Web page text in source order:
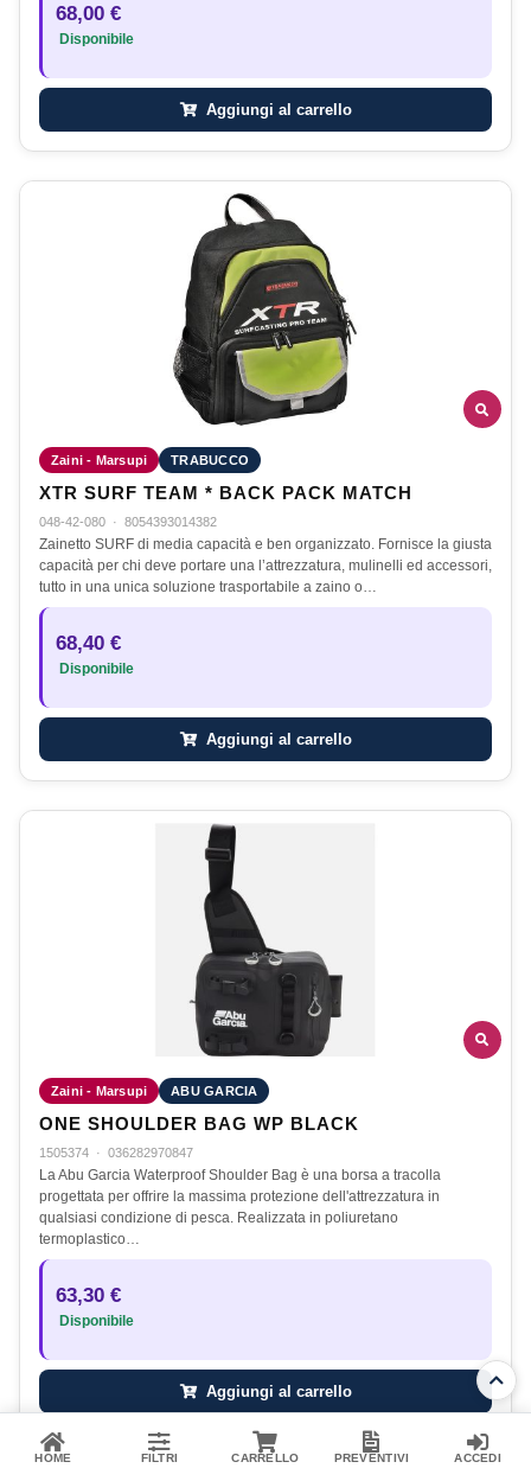
68,00 €
Disponibile
Aggiungi al carrello
Zaini - Marsupi TRABUCCO
XTR SURF TEAM * BACK PACK MATCH
048-42-080 · 8054393014382
Zainetto SURF di media capacità e ben organizzato. Fornisce la giusta
capacità per chi deve portare una l’attrezzatura, mulinelli ed accessori,
tutto in una unica soluzione trasportabile a zaino o…
68,40 €
Disponibile
Aggiungi al carrello
Zaini - Marsupi ABU GARCIA
ONE SHOULDER BAG WP BLACK
1505374 · 036282970847
La Abu Garcia Waterproof Shoulder Bag è una borsa a tracolla
progettata per offrire la massima protezione dell'attrezzatura in
qualsiasi condizione di pesca. Realizzata in poliuretano
termoplastico…
63,30 €
Disponibile
Aggiungi al carrello
HOME FILTRI CARRELLO PREVENTIVI ACCEDI